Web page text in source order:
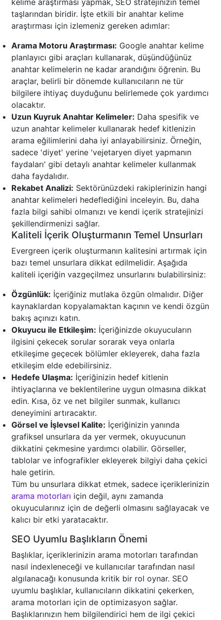
kelime araştırması yapmak, SEO stratejinizin temel
taşlarından biridir. İşte etkili bir anahtar kelime
araştırması için izlemeniz gereken adımlar:
Arama Motoru Araştırması: Google anahtar kelime
planlayıcı gibi araçları kullanarak, düşündüğünüz
anahtar kelimelerin ne kadar arandığını öğrenin. Bu
araçlar, belirli bir dönemde kullanıcıların ne tür
bilgilere ihtiyaç duyduğunu belirlemede çok yardımcı
olacaktır.
Uzun Kuyruk Anahtar Kelimeler: Daha spesifik ve
uzun anahtar kelimeler kullanarak hedef kitlenizin
arama eğilimlerini daha iyi anlayabilirsiniz. Örneğin,
sadece 'diyet' yerine 'vejetaryen diyet yapmanın
faydaları' gibi detaylı anahtar kelimeler kullanmak
daha faydalıdır.
Rekabet Analizi: Sektörünüzdeki rakiplerinizin hangi
anahtar kelimeleri hedeflediğini inceleyin. Bu, daha
fazla bilgi sahibi olmanızı ve kendi içerik stratejinizi
şekillendirmenizi sağlar.
Kaliteli İçerik Oluşturmanın Temel Unsurları
Evergreen içerik oluşturmanın kalitesini artırmak için
bazı temel unsurlara dikkat edilmelidir. Aşağıda
kaliteli içeriğin vazgeçilmez unsurlarını bulabilirsiniz:
Özgünlük: İçeriğiniz mutlaka özgün olmalıdır. Diğer
kaynaklardan kopyalamaktan kaçının ve kendi özgün
bakış açınızı katın.
Okuyucu ile Etkileşim: İçeriğinizde okuyucuların
ilgisini çekecek sorular sorarak veya onlarla
etkileşime geçecek bölümler ekleyerek, daha fazla
etkileşim elde edebilirsiniz.
Hedefe Ulaşma: İçeriğinizin hedef kitlenin
ihtiyaçlarına ve beklentilerine uygun olmasına dikkat
edin. Kısa, öz ve net bilgiler sunmak, kullanıcı
deneyimini artıracaktır.
Görsel ve İşlevsel Kalite: İçeriğinizin yanında
grafiksel unsurlara da yer vermek, okuyucunun
dikkatini çekmesine yardımcı olabilir. Görseller,
tablolar ve infografikler ekleyerek bilgiyi daha çekici
hale getirin.
Tüm bu unsurlara dikkat etmek, sadece içeriklerinizin
arama motorları için değil, aynı zamanda
okuyucularınız için de değerli olmasını sağlayacak ve
kalıcı bir etki yaratacaktır.
SEO Uyumlu Başlıkların Önemi
Başlıklar, içeriklerinizin arama motorları tarafından
nasıl indexleneceği ve kullanıcılar tarafından nasıl
algılanacağı konusunda kritik bir rol oynar. SEO
uyumlu başlıklar, kullanıcıların dikkatini çekerken,
arama motorları için de optimizasyon sağlar.
Başlıklarınızın hem bilgilendirici hem de ilgi çekici